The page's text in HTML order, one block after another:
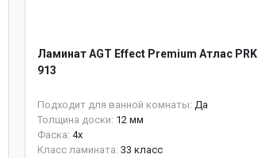
Ламинат AGT Effect Premium Атлас PRK
913
Подходит для ванной комнаты: Да
Толщина доски: 12 мм
Фаска: 4x
Класс ламината: 33 класс